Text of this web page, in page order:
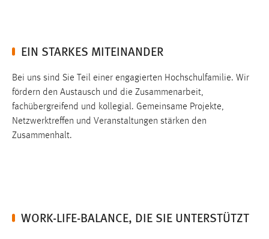
EIN STARKES MITEINANDER
Bei uns sind Sie Teil einer engagierten Hochschulfamilie. Wir
fördern den Austausch und die Zusammenarbeit,
fachübergreifend und kollegial. Gemeinsame Projekte,
Netzwerktreffen und Veranstaltungen stärken den
Zusammenhalt.
WORK-LIFE-BALANCE, DIE SIE UNTERSTÜTZT
Statistik Cookies erfassen Informationen anonym.
Diese Informationen helfen uns zu verstehen, wie
unsere Besucher unsere Website nutzen.
Matomo